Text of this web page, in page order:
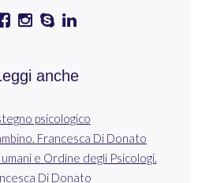
anche
psicologico
Francesca Di Donato
e Ordine degli Psicologi.
Di Donato